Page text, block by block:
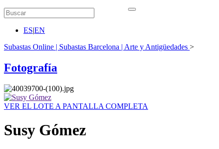
ES|EN
Subastas Online | Subastas Barcelona | Arte y Antigüedades >
Fotografía
VER EL LOTE A PANTALLA COMPLETA
Susy Gómez